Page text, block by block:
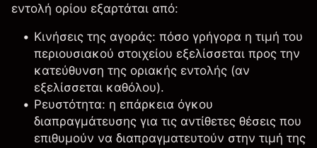
εντολή ορίου εξαρτάται από:
Κινήσεις της αγοράς: πόσο γρήγορα η τιμή του
περιουσιακού στοιχείου εξελίσσεται προς την
κατεύθυνση της οριακής εντολής (αν
εξελίσσεται καθόλου).
Ρευστότητα: η επάρκεια όγκου
διαπραγμάτευσης για τις αντίθετες θέσεις που
επιθυμούν να διαπραγματευτούν στην τιμή της